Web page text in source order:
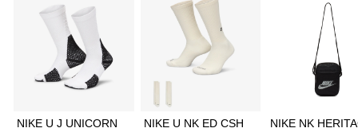
3 期 0 利率 每期 21家銀行
合作金庫商業銀行
第一商業銀行
華南商業銀行
彰化商業銀行
上海商業儲蓄銀行
Apple Pay
NIKE U J UNICORN
NIKE U NK ED CSH
NIKE NK